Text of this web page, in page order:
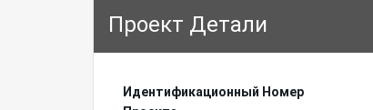
Проект Детали
Идентификационный Hомер